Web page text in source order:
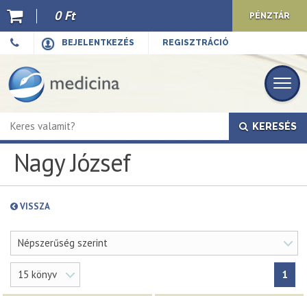
BEJELENTKEZÉS REGISZTRÁCIÓ
0 Ft PÉNZTÁR
KERESÉS
Nagy József
VISSZA
Népszerűség szerint
15 könyv 1
Ajánló
Kiadványaink
E-book
Újdonságok
Akciók
Előkészületben
Top 10
Cégünkről